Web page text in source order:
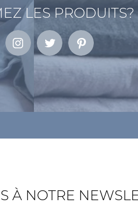
LES PRODUITS?
À NOTRE